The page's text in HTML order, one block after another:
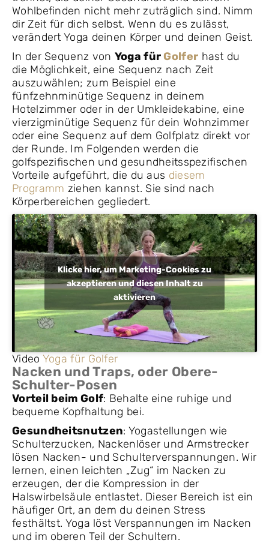
Wohlbefinden nicht mehr zuträglich sind. Nimm
dir Zeit für dich selbst. Wenn du es zulässt,
verändert Yoga deinen Körper und deinen Geist.
In der Sequenz von Yoga für Golfer hast du
die Möglichkeit, eine Sequenz nach Zeit
auszuwählen; zum Beispiel eine
fünfzehnminütige Sequenz in deinem
Hotelzimmer oder in der Umkleidekabine, eine
vierzigminütige Sequenz für dein Wohnzimmer
oder eine Sequenz auf dem Golfplatz direkt vor
der Runde. Im Folgenden werden die
golfspezifischen und gesundheitsspezifischen
Vorteile aufgeführt, die du aus diesem
Programm ziehen kannst. Sie sind nach
Körperbereichen gegliedert.
Klicke hier, um Marketing-Cookies zu
akzeptieren und diesen Inhalt zu
aktivieren
Video Yoga für Golfer
Nacken und Traps, oder Obere-
Schulter-Posen
Vorteil beim Golf: Behalte eine ruhige und
bequeme Kopfhaltung bei.
Gesundheitsnutzen: Yogastellungen wie
Schulterzucken, Nackenlöser und Armstrecker
lösen Nacken- und Schulterverspannungen. Wir
lernen, einen leichten „Zug“ im Nacken zu
erzeugen, der die Kompression in der
Halswirbelsäule entlastet. Dieser Bereich ist ein
häufiger Ort, an dem du deinen Stress
festhältst. Yoga löst Verspannungen im Nacken
und im oberen Teil der Schultern.